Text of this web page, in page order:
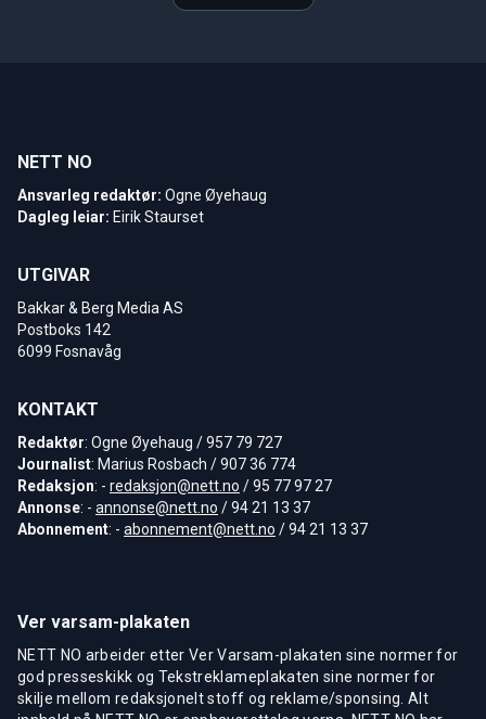
NETT NO
Ansvarleg redaktør: Ogne Øyehaug
Dagleg leiar: Eirik Staurset
UTGIVAR
Bakkar & Berg Media AS
Postboks 142
6099 Fosnavåg
KONTAKT
Redaktør: Ogne Øyehaug / 957 79 727
Journalist: Marius Rosbach / 907 36 774
Redaksjon: - redaksjon@nett.no / 95 77 97 27
Annonse: - annonse@nett.no / 94 21 13 37
Abonnement: - abonnement@nett.no / 94 21 13 37
Ver varsam-plakaten
NETT NO arbeider etter Ver Varsam-plakaten sine normer for
god presseskikk og Tekstreklameplakaten sine normer for
skilje mellom redaksjonelt stoff og reklame/sponsing. Alt